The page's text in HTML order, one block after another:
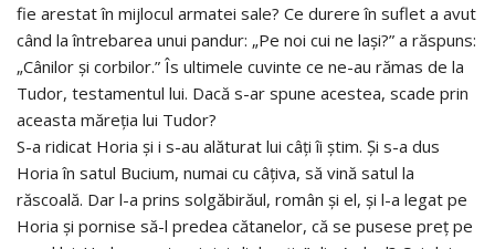
fie arestat în mijlocul armatei sale? Ce durere în suflet a avut
când la întrebarea unui pandur: „Pe noi cui ne lași?” a răspuns:
„Cânilor și corbilor.” Îs ultimele cuvinte ce ne-au rămas de la
Tudor, testamentul lui. Dacă s-ar spune acestea, scade prin
aceasta măreția lui Tudor?
S-a ridicat Horia și i s-au alăturat lui câți îi știm. Și s-a dus
Horia în satul Bucium, numai cu câțiva, să vină satul la
răscoală. Dar l-a prins solgăbirăul, român și el, și l-a legat pe
Horia și pornise să-l predea cătanelor, că se pusese preț pe